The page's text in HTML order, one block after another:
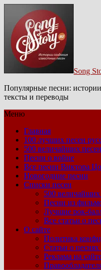
Song
Популярные песни:
тексты и переводы
Меню
Главная
100 лучших песен
500 величайших
Песни о войне
Все песни Виктора
Новогодние песни
Списки песен
500
Песни из
Лучшие рок-
Все статьи о
О сайте
Политика
Статьи о песнях
Реклама на